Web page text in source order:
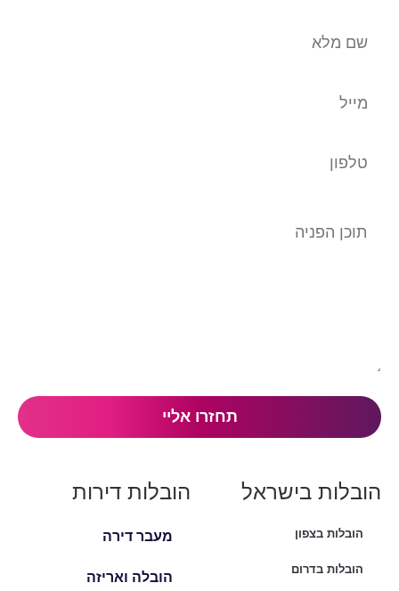
הובלות בישראל
הובלות בצפון
הובלות בדרום
הובלות דירות
מעבר דירה
הובלה ואריזה